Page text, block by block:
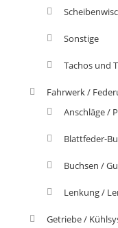
Sonstige
Tachos und
Fahrwerk /
Anschläge /
Blattfeder-
Buchsen /
Lenkung /
Getriebe /